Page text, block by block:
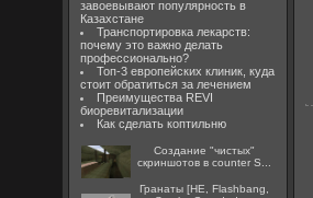
завоевывают популярность в
Казахстане
Транспортировка лекарств:
почему это важно делать
профессионально?
Топ-3 европейских клиник, куда
стоит обратиться за лечением
Преимущества REVI
биоревитализации
Как сделать коптильню
Создание "чистых"
скриншотов в counter S...
Гранаты [HE, Flashbang,